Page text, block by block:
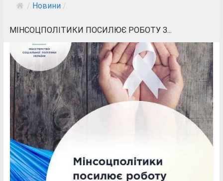
/ Новини /
МІНСОЦПОЛІТИКИ ПОСИЛЮЄ РОБОТУ З...